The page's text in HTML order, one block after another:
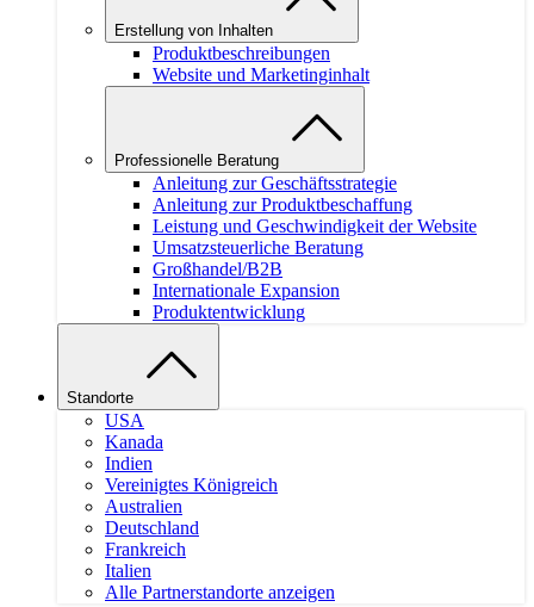
Erstellung von Inhalten
Produktbeschreibungen
Website und Marketinginhalt
Professionelle Beratung
Anleitung zur Geschäftsstrategie
Anleitung zur Produktbeschaffung
Leistung und Geschwindigkeit der Website
Umsatzsteuerliche Beratung
Großhandel/B2B
Internationale Expansion
Produktentwicklung
Standorte
USA
Kanada
Indien
Vereinigtes Königreich
Australien
Deutschland
Frankreich
Italien
Alle Partnerstandorte anzeigen